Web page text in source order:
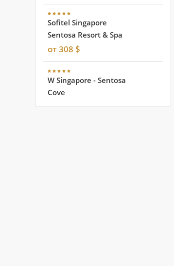
Sofitel Singapore
Sentosa Resort & Spa
от 308 $
W Singapore - Sentosa
Cove